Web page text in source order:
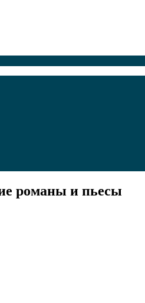
романы и пьесы